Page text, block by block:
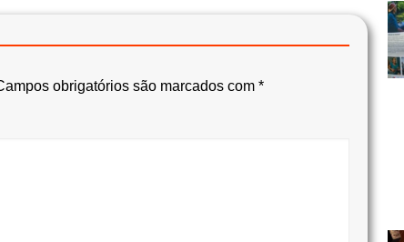
obrigatórios são marcados com *